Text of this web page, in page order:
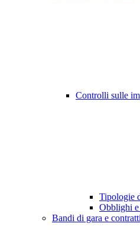
Controlli sulle
Tipologie
Obblighi e
Bandi di gara e contratti